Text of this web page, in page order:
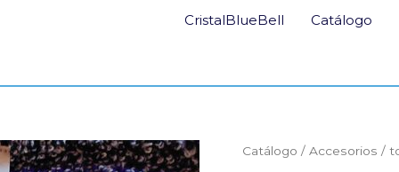
CristalBlueBell Catálogo
Catálogo / Accesorios /
El